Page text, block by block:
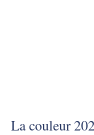
La couleur